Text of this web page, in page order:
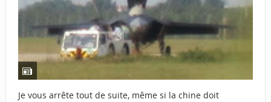
Je vous arrête tout de suite, même si la chine doit